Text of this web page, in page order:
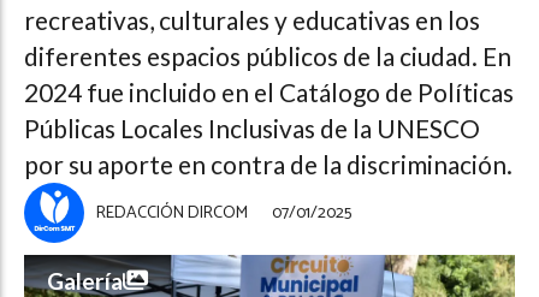
recreativas, culturales y educativas en los
diferentes espacios públicos de la ciudad. En
2024 fue incluido en el Catálogo de Políticas
Públicas Locales Inclusivas de la UNESCO
por su aporte en contra de la discriminación.
07/01/2025
REDACCIÓN DIRCOM
Galería